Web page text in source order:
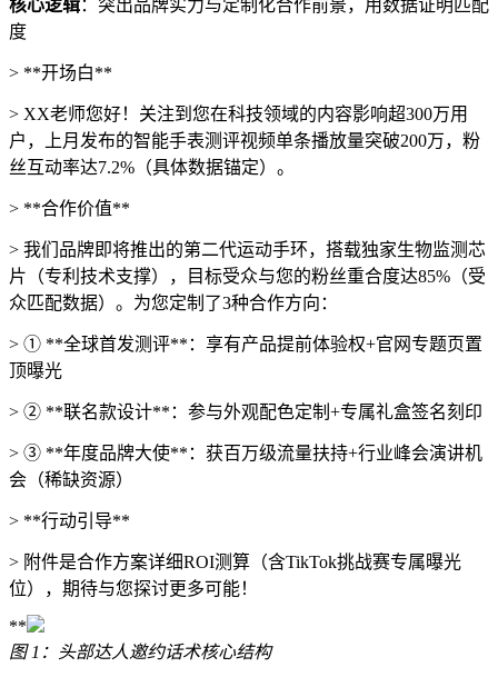
核心逻辑：突出品牌实力与定制化合作前景，用数据证明匹配
度
> **开场白**
> XX老师您好！关注到您在科技领域的内容影响超300万用
户，上月发布的智能手表测评视频单条播放量突破200万，粉
丝互动率达7.2%（具体数据锚定）。
> **合作价值**
> 我们品牌即将推出的第二代运动手环，搭载独家生物监测芯
片（专利技术支撑），目标受众与您的粉丝重合度达85%（受
众匹配数据）。为您定制了3种合作方向：
> ① **全球首发测评**：享有产品提前体验权+官网专题页置
顶曝光
> ② **联名款设计**：参与外观配色定制+专属礼盒签名刻印
> ③ **年度品牌大使**：获百万级流量扶持+行业峰会演讲机
会（稀缺资源）
> **行动引导**
> 附件是合作方案详细ROI测算（含TikTok挑战赛专属曝光
位），期待与您探讨更多可能！
**
图 1：头部达人邀约话术核心结构